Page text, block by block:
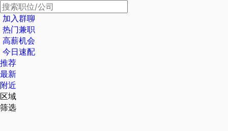
加入群聊
热门兼职
高薪机会
今日速配
推荐
最新
附近
区域
筛选